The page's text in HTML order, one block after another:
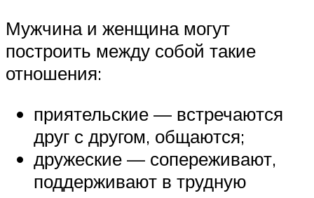
Мужчина и женщина могут
построить между собой такие
отношения:
приятельские — встречаются
друг с другом, общаются;
дружеские — сопереживают,
поддерживают в трудную